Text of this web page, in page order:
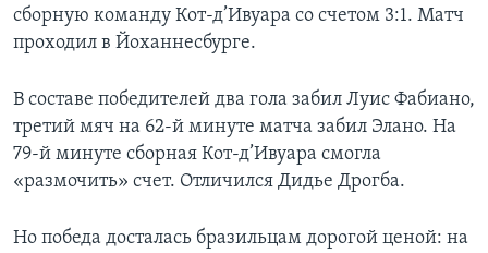
ДЕТАЛИ
НЬЮ-ЙОРК NEW YORK
АМЕРИКА. БОЛЬШОЕ ПУТЕШЕСТВИЕ
АМЕРИКАНСКИЕ ГОРОДКИ
ТЕСТЫ
УЧИМ АНГЛИЙСКИЙ
ВИДЕО
ПОДПИСКА НА НОВОСТИ
Learning English
сборную команду Кот-д’Ивуара со счетом 3:1. Матч
проходил в Йоханнесбурге.
В составе победителей два гола забил Луис Фабиано,
третий мяч на 62-й минуте матча забил Элано. На
79-й минуте сборная Кот-д’Ивуара смогла
«размочить» счет. Отличился Дидье Дрогба.
Но победа досталась бразильцам дорогой ценой: на